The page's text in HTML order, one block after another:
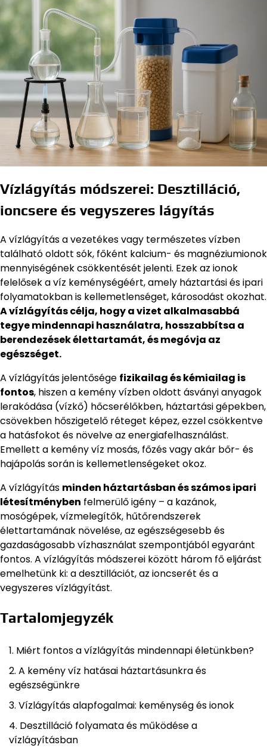
Vízlágyítás módszerei: Desztilláció,
ioncsere és vegyszeres lágyítás
A vízlágyítás a vezetékes vagy természetes vízben
található oldott sók, főként kalcium- és magnéziumionok
mennyiségének csökkentését jelenti. Ezek az ionok
felelősek a víz keménységéért, amely háztartási és ipari
folyamatokban is kellemetlenséget, károsodást okozhat.
A vízlágyítás célja, hogy a vizet alkalmasabbá
tegye mindennapi használatra, hosszabbítsa a
berendezések élettartamát, és megóvja az
egészséget.
A vízlágyítás jelentősége fizikailag és kémiailag is
fontos, hiszen a kemény vízben oldott ásványi anyagok
lerakódása (vízkő) hőcserélőkben, háztartási gépekben,
csövekben hőszigetelő réteget képez, ezzel csökkentve
a hatásfokot és növelve az energiafelhasználást.
Emellett a kemény víz mosás, főzés vagy akár bőr- és
hajápolás során is kellemetlenségeket okoz.
A vízlágyítás minden háztartásban és számos ipari
létesítményben felmerülő igény – a kazánok,
mosógépek, vízmelegítők, hűtőrendszerek
élettartamának növelése, az egészségesebb és
gazdaságosabb vízhasználat szempontjából egyaránt
fontos. A vízlágyítás módszerei között három fő eljárást
emelhetünk ki: a desztillációt, az ioncserét és a
vegyszeres vízlágyítást.
Tartalomjegyzék
Miért fontos a vízlágyítás mindennapi életünkben?
A kemény víz hatásai háztartásunkra és
egészségünkre
Vízlágyítás alapfogalmai: keménység és ionok
Desztilláció folyamata és működése a
vízlágyításban